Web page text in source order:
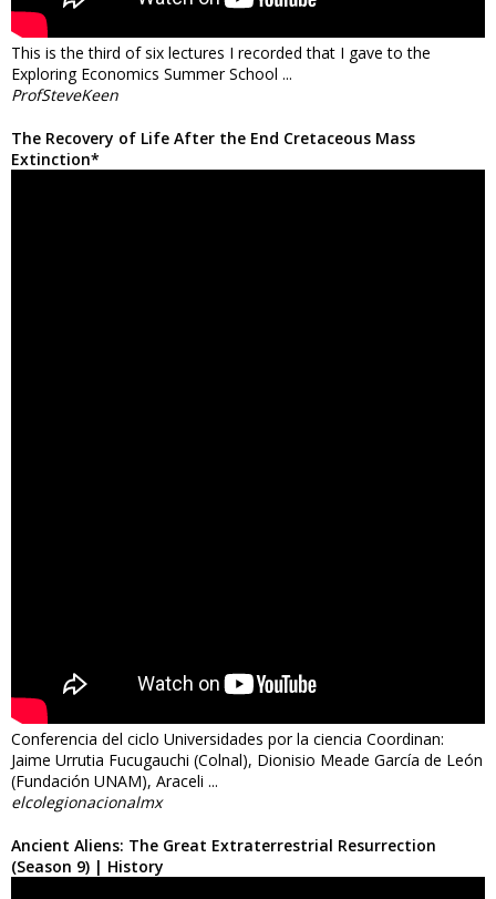
This is the third of six lectures I recorded that I gave to the
Exploring Economics Summer School ...
ProfSteveKeen
The Recovery of Life After the End Cretaceous Mass
Extinction*
Conferencia del ciclo Universidades por la ciencia Coordinan:
Jaime Urrutia Fucugauchi (Colnal), Dionisio Meade García de León
(Fundación UNAM), Araceli ...
elcolegionacionalmx
Ancient Aliens: The Great Extraterrestrial Resurrection
(Season 9) | History